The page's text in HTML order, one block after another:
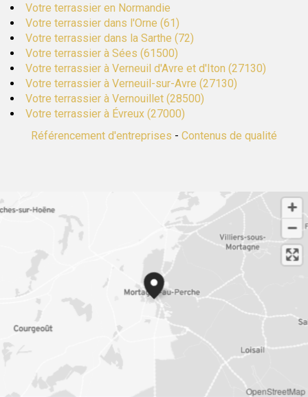
Votre terrassier en Normandie
Votre terrassier dans l'Orne (61)
Votre terrassier dans la Sarthe (72)
Votre terrassier à Sées (61500)
Votre terrassier à Verneuil d'Avre et d'Iton (27130)
Votre terrassier à Verneuil-sur-Avre (27130)
Votre terrassier à Vernouillet (28500)
Votre terrassier à Évreux (27000)
Référencement d'entreprises - Contenus de qualité
OpenStreetMap